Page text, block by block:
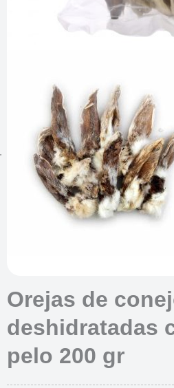
Orejas de
deshidratadas
pelo 200 gr